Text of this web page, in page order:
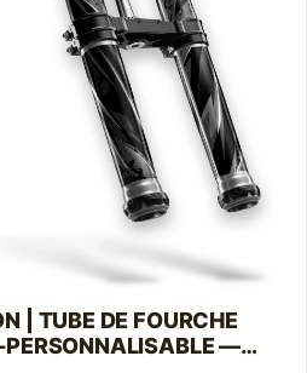
| TUBE DE FOURCHE
—